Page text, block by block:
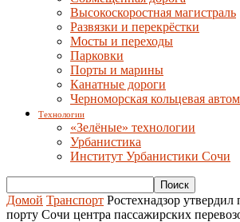
Высокоскоростная магистраль
Развязки и перекрёстки
Мосты и переходы
Парковки
Порты и марины
Канатные дороги
Черноморская кольцевая
Технологии
«Зелёные» технологии
Урбанистика
Институт Урбанистики Сочи
Домой Транспорт Ростехнадзор утвердил
порту Сочи центра пассажирских